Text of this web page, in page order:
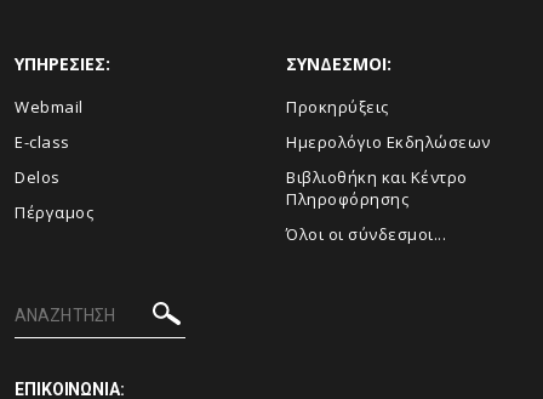
ΥΠΗΡΕΣΙΕΣ:
Webmail
E-class
Delos
Πέργαμος
ΣΥΝΔΕΣΜΟΙ:
Προκηρύξεις
Ημερολόγιο Εκδηλώσεων
Βιβλιοθήκη και Κέντρο
Πληροφόρησης
Όλοι οι σύνδεσμοι...
ΕΠΙΚΟΙΝΩΝΙΑ: